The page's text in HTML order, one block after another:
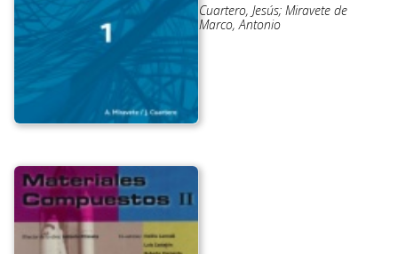
Cuartero, Jesús; Miravete de
Marco, Antonio